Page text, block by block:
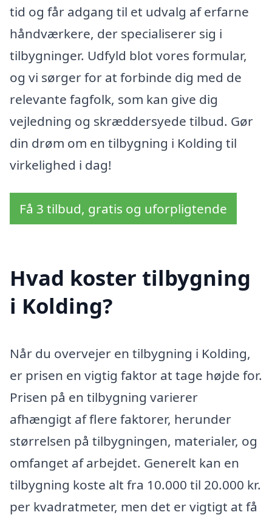
tid og får adgang til et udvalg af erfarne
håndværkere, der specialiserer sig i
tilbygninger. Udfyld blot vores formular,
og vi sørger for at forbinde dig med de
relevante fagfolk, som kan give dig
vejledning og skræddersyede tilbud. Gør
din drøm om en tilbygning i Kolding til
virkelighed i dag!
Få 3 tilbud, gratis og uforpligtende
Hvad koster tilbygning
i Kolding?
Når du overvejer en tilbygning i Kolding,
er prisen en vigtig faktor at tage højde for.
Prisen på en tilbygning varierer
afhængigt af flere faktorer, herunder
størrelsen på tilbygningen, materialer, og
omfanget af arbejdet. Generelt kan en
tilbygning koste alt fra 10.000 til 20.000 kr.
per kvadratmeter, men det er vigtigt at få